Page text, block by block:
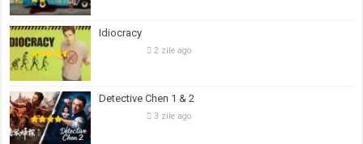
Idiocracy
2 zile ago
Detective Chen 1 & 2
3 zile ago